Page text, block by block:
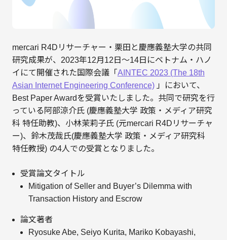
mercari R4Dリサーチャー・栗田と慶應義塾大学の共同
研究成果が、2023年12月12日〜14日にベトナム・ハノ
イにて開催された国際会議「 AINTEC 2023 (The 18th
Asian Internet Engineering Conference)」において、
Best Paper Awardを受賞いたしました。共同で研究を行
っている阿部涼介氏 (慶應義塾大学 政策・メディア研究
科 特任助教)、小林茉莉子氏 (元mercari R4Dリサーチャ
ー)、鈴木茂哉氏(慶應義塾大学 政策・メディア研究科
特任教授) の4人での受賞となりました。
受賞論文タイトル
Mitigation of Seller and Buyer’s Dilemma with
Transaction History and Escrow
論文著者
Ryosuke Abe, Seiyo Kurita, Mariko Kobayashi,